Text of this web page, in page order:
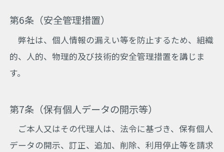
第6条（安全管理措置）
弊社は、個人情報の漏えい等を防止するため、組織
的、人的、物理的及び技術的安全管理措置を講じま
す。
第7条（保有個人データの開示等）
ご本人又はその代理人は、法令に基づき、保有個人
データの開示、訂正、追加、削除、利用停止等を請求